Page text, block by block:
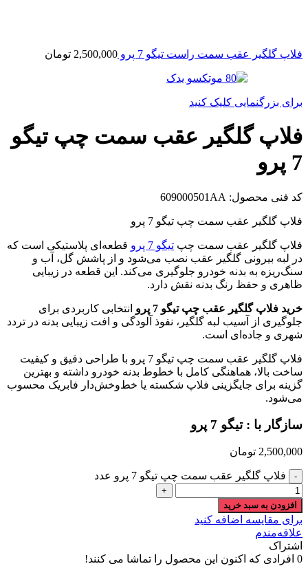
فلاپ گلگیر عقب سمت راست تیگو 7 پرو 2,500,000 تومان
برای بزرگنمایی کلیک کنید
فلاپ گلگیر عقب سمت چپ تیگو
7 پرو
کد فنی محصول: 609000501AA
فلاپ گلگیر عقب سمت چپ تیگو 7 پرو
فلاپ گلگیر عقب سمت چپ تیگو 7 پرو
قطعه‌ای پلاستیکی است که
در لبه بیرونی گلگیر عقب نصب می‌شود و از پاشش گل، آب و
سنگ‌ریزه به بدنه خودرو جلوگیری می‌کند. این قطعه در زیبایی
ظاهری و حفظ رنگ بدنه نقش دارد.
خرید فلاپ گلگیر عقب چپ تیگو 7 پرو
انتخابی کاربردی برای
جلوگیری از آسیب لبه گلگیر، نفوذ آلودگی و افت زیبایی بدنه در تردد
شهری و جاده‌ای است.
فلاپ گلگیر عقب سمت چپ تیگو 7 پرو با طراحی دقیق و کیفیت
ساخت بالا، هماهنگی کامل با خطوط بدنه خودرو داشته و بهترین
گزینه برای جایگزینی فلاپ شکسته یا خط‌وخش‌دار فابریک محسوب
می‌شود.
سازگار با : تیگو 7 پرو
2,500,000 تومان
فلاپ گلگیر عقب سمت چپ تیگو 7 پرو عدد
افزودن به سبد خرید
برای مقایسه اضافه کنید
علاقه‌مندم
اشتراک
0 افرادی که اکنون این محصول را تماشا می کنند!